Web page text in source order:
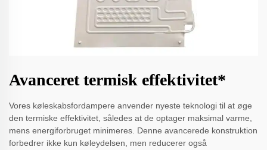
Avanceret termisk effektivitet*
Vores køleskabsfordampere anvender nyeste teknologi til at øge
den termiske effektivitet, således at de optager maksimal varme,
mens energiforbruget minimeres. Denne avancerede konstruktion
forbedrer ikke kun køleydelsen, men reducerer også